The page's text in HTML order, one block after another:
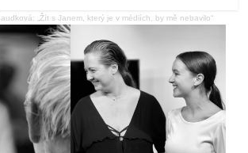
„Žít s Janem, který je v médiích, by mě nebavilo“
to děti nemají“
nemusí znamenat konec života,
→